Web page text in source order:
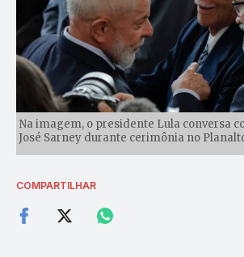
Na imagem, o presidente Lula conversa
José Sarney durante cerimônia no
COMPARTILHAR